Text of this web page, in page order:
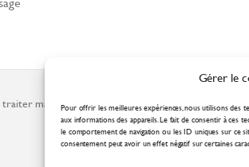
Gérer le
Pour offrir les meilleures expériences, nous utilisons des
aux informations des appareils. Le fait de consentir à ces
le comportement de navigation ou les ID uniques sur ce
consentement peut avoir un effet négatif sur certaines
traiter ma demande conformément à lapolitique de